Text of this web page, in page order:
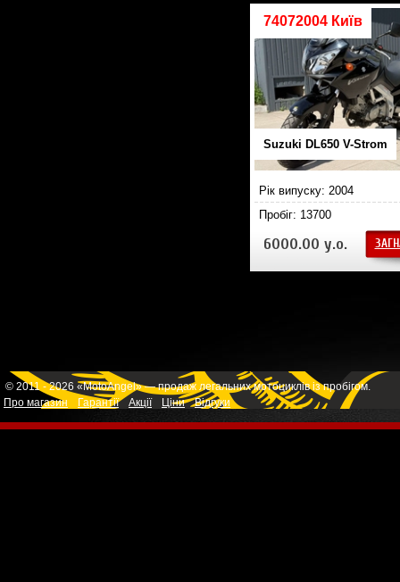
74072004 Київ
Suzuki DL650 V-Strom
Рік випуску: 2004
Пробіг: 13700
6000.00 у.о.
© 2011 - 2026 «MotoAngel» — продаж легальних мотоциклів із пробігом.
Про магазин
Гарантії Акції Ціни Відгуки